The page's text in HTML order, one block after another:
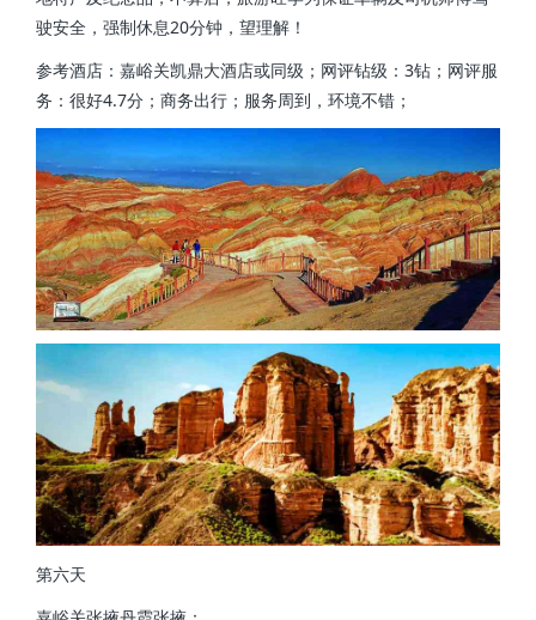
驶安全，强制休息20分钟，望理解！
参考酒店：嘉峪关凯鼎大酒店或同级；网评钻级：3钻；网评服
务：很好4.7分；商务出行；服务周到，环境不错；
第六天